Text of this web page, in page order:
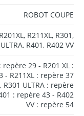
ROBOT COUPE
R211XL, R301,
R401, R402 VV
repère 29 - R201 XL :
- R211XL : repère 37
R301 ULTRA : repère
: repère 43 - R402
VV : repère 54